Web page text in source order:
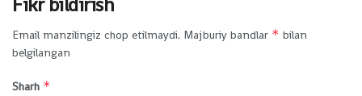
Email manzilingiz chop etilmaydi. Majburiy bandlar * bilan
belgilangan
Sharh *